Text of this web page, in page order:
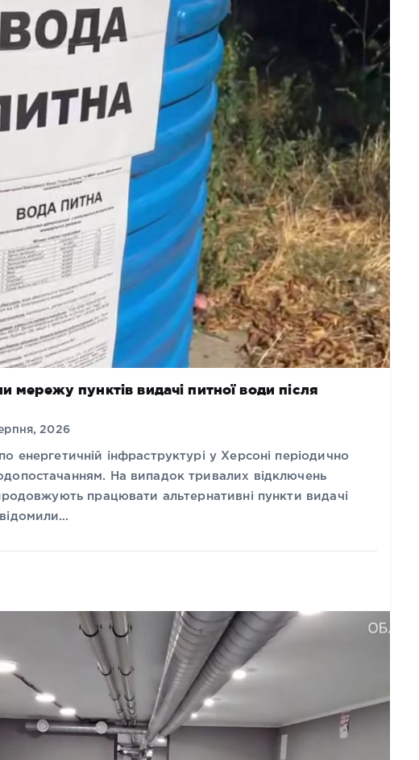
мережу пунктів видачі питної води після
2026
енергетичній інфраструктурі у Херсоні періодично
На випадок тривалих відключень
продовжують працювати альтернативні пункти видачі